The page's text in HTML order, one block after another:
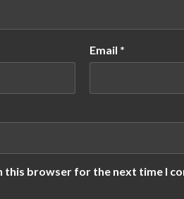
Email *
this browser for the next time I